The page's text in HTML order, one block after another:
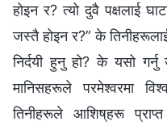
होइन र? त्यो दुवै पक्षलाई
जस्तै होइन र?” के
निर्दयी हुनु हो? के यसो
मानिसहरूले परमेश्‍वरमा
तिनीहरूले आशिष्‌हरू